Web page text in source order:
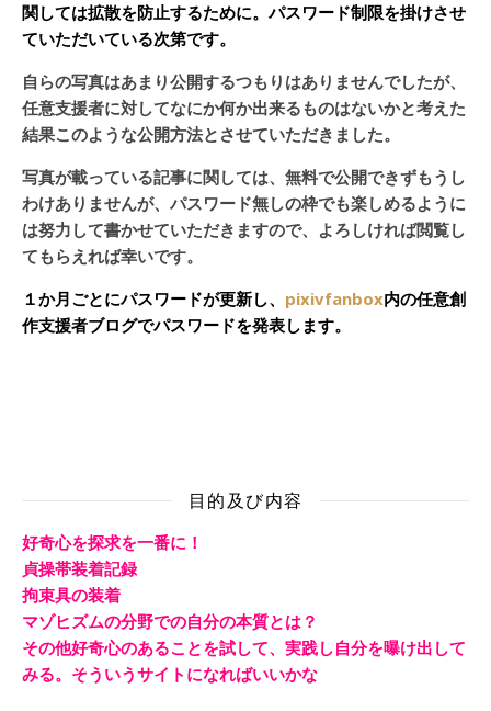
関しては拡散を防止するために。パスワード制限を掛けさせ
ていただいている次第です。
自らの写真はあまり公開するつもりはありませんでしたが、
任意支援者に対してなにか何か出来るものはないかと考えた
結果このような公開方法とさせていただきました。
写真が載っている記事に関しては、無料で公開できずもうし
わけありませんが、パスワード無しの枠でも楽しめるように
は努力して書かせていただきますので、よろしければ閲覧し
てもらえれば幸いです。
１か月ごとにパスワードが更新し、 pixivfanbox内の任意創
作支援者ブログでパスワードを発表します。
目的及び内容
好奇心を探求を一番に！
貞操帯装着記録
拘束具の装着
マゾヒズムの分野での自分の本質とは？
その他好奇心のあることを試して、実践し自分を曝け出して
みる。そういうサイトになればいいかな